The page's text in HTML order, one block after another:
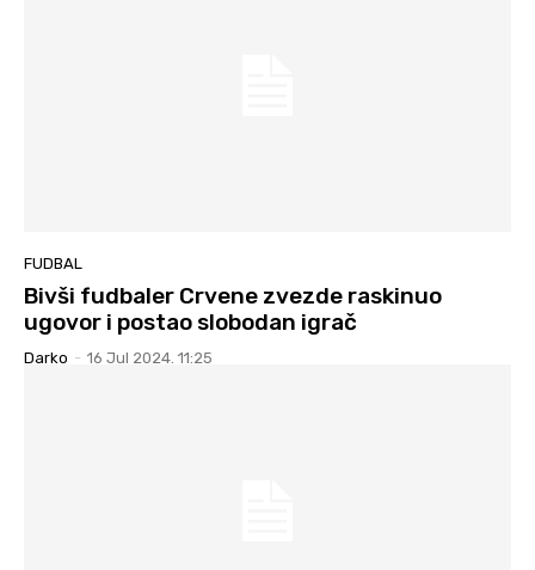
FUDBAL
Bivši fudbaler Crvene zvezde raskinuo
ugovor i postao slobodan igrač
Darko - 16 Jul 2024. 11:25